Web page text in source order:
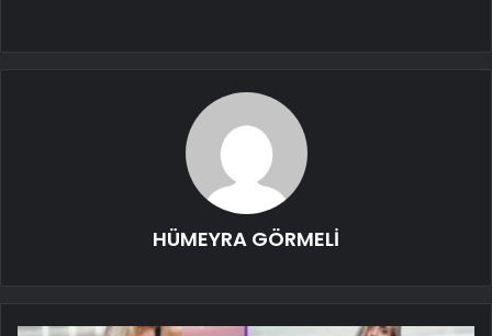
HÜMEYRA GÖRMELİ